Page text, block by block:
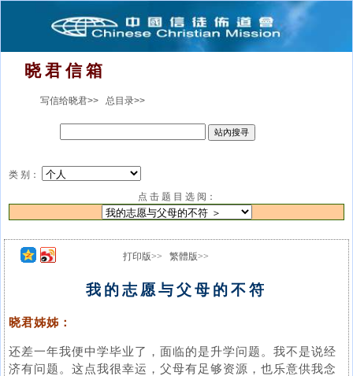
晓 君 信 箱
写信给晓君>> 总目录>>
类 别：
点 击 题 目 选 阅：
打印版>> 繁體版>>
我的志愿与父母的不符
晓君姊姊：
还差一年我便中学毕业了，面临的是升学问题。我不是说经
济有问题。这点我很幸运，父母有足够资源，也乐意供我念